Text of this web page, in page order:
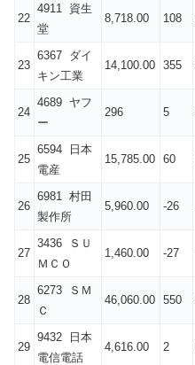
22
4911 資生
堂
8,718.00 108
23
6367 ダイ
キン工業
14,100.00 355
24
4689 ヤフ
ー
296 5
25
6594 日本
電産
15,785.00 60
26
6981 村田
製作所
5,960.00 -26
27
3436 ＳＵ
ＭＣＯ
1,460.00 -27
28
6273 ＳＭ
Ｃ
46,060.00 550
29
9432 日本
電信電話
4,616.00 2